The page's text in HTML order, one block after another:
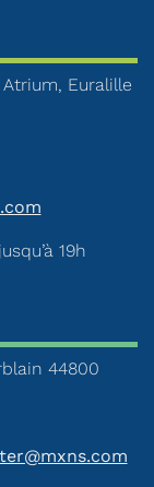
Euralille
19h
44800